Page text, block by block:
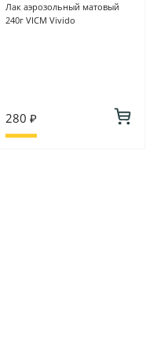
Лак аэрозольный матовый
240г VICM Vivido
280 ₽